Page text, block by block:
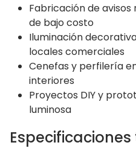
Fabricación de
de bajo costo
Iluminación
locales comerciales
Cenefas y perfilería
interiores
Proyectos DIY y
luminosa